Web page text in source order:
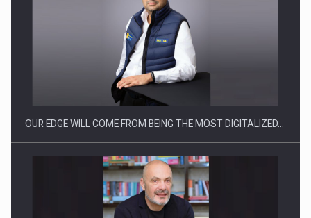
CEO Conference - Shaping The Future - Technology and…
OUR EDGE WILL COME FROM BEING THE MOST DIGITALIZED…